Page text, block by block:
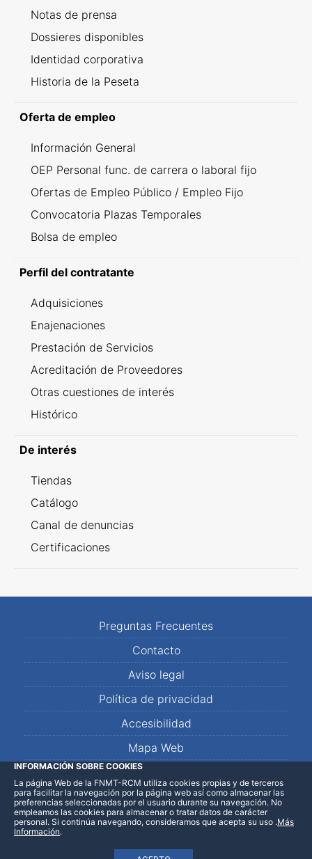
Notas de prensa
Dossieres disponibles
Identidad corporativa
Historia de la Peseta
Oferta de empleo
Información General
OEP Personal func. de carrera o laboral fijo
Ofertas de Empleo Público / Empleo Fijo
Convocatoria Plazas Temporales
Bolsa de empleo
Perfil del contratante
Adquisiciones
Enajenaciones
Prestación de Servicios
Acreditación de Proveedores
Otras cuestiones de interés
Histórico
De interés
Tiendas
Catálogo
Canal de denuncias
Certificaciones
Preguntas Frecuentes
Contacto
Aviso legal
Política de privacidad
Accesibilidad
Mapa Web
LinkedInFacebookWhatsApp
INFORMACIÓN SOBRE COOKIES
La página Web de la FNMT-RCM utiliza cookies propias y de terceros
para facilitar la navegación por la página web así como almacenar las
preferencias seleccionadas por el usuario durante su navegación. No
empleamos las cookies para almacenar o tratar datos de carácter
personal. Si continúa navegando, consideramos que acepta su uso .Más
Información.